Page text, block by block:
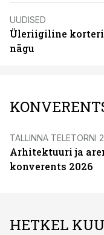
UUDISED
Üleriigiline
nägu
TALLINNA TELETORNI
Arhitektuuri ja
konverents 2026
HETKEL